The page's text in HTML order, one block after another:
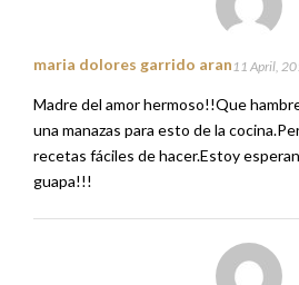
maria dolores garrido aran 11 April,
Madre del amor hermoso!!Que
una manazas para esto de la
recetas fáciles de hacer.Estoy
guapa!!!